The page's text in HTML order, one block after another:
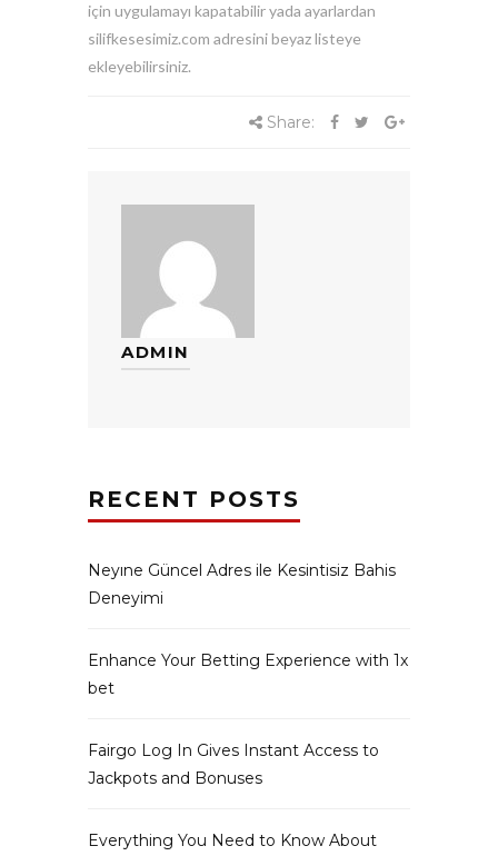
için uygulamayı kapatabilir yada ayarlardan
silifkesesimiz.com adresini beyaz listeye
ekleyebilirsiniz.
Share:
ADMIN
RECENT POSTS
Neyıne Güncel Adres ile Kesintisiz Bahis
Deneyimi
Enhance Your Betting Experience with 1x
bet
Fairgo Log In Gives Instant Access to
Jackpots and Bonuses
Everything You Need to Know About